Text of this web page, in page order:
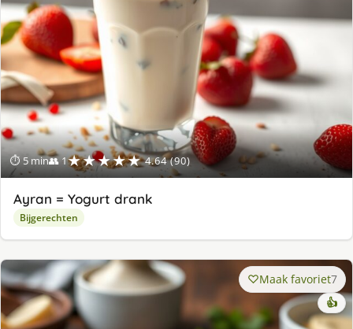
⏱ 5 min👥 1★★★★★ 4.64 (90)
Ayran = Yogurt drank
Bijgerechten
Maak favoriet7
👍